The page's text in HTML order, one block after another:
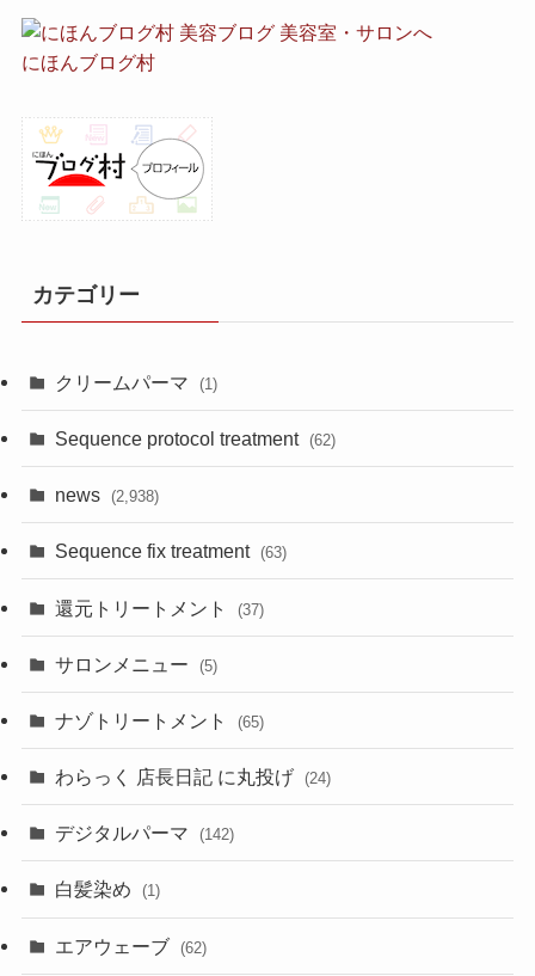
にほんブログ村
カテゴリー
クリームパーマ (1)
Sequence protocol treatment (62)
news (2,938)
Sequence fix treatment (63)
還元トリートメント (37)
サロンメニュー (5)
ナゾトリートメント (65)
わらっく 店長日記 に丸投げ (24)
デジタルパーマ (142)
白髪染め (1)
エアウェーブ (62)